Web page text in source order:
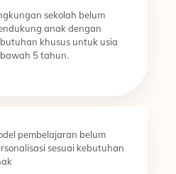
sekolah belum
anak dengan
khusus untuk usia
5 tahun.
pembelajaran belum
sesuai kebutuhan